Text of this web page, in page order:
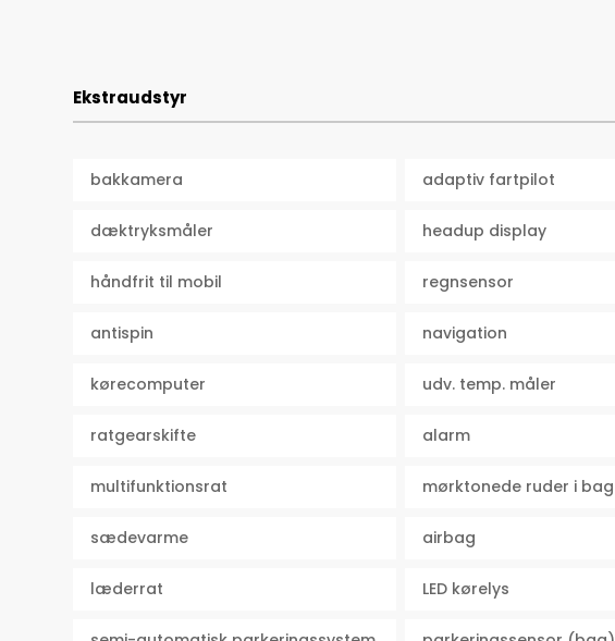
Ekstraudstyr
bakkamera adaptiv fartpilot
dæktryksmåler headup display
håndfrit til mobil regnsensor
antispin navigation
kørecomputer udv. temp. måler
ratgearskifte alarm
multifunktionsrat mørktonede ruder i bag
sædevarme airbag
læderrat LED kørelys